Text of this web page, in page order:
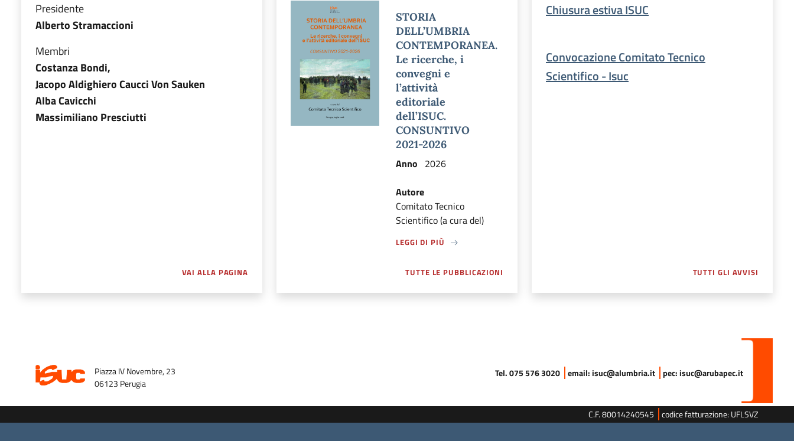
Presidente
Alberto Stramaccioni
Membri
Costanza Bondi,
Jacopo Aldighiero Caucci Von Sauken
Alba Cavicchi
Massimiliano Presciutti
VAI ALLA PAGINA
STORIA
DELL’UMBRIA
CONTEMPORANEA.
Le ricerche, i
convegni e
l’attività
editoriale
dell’ISUC.
CONSUNTIVO
2021-2026
Anno 2026
Autore
Comitato Tecnico
Scientifico (a cura del)
LEGGI DI PIÙ
A PROPOSITO DI LEGGI DI PIÙ DI: STORIA DELL’UMBRIA CONTEMPORANEA. LE RICERCHE, I CONVEGNI
TUTTE LE PUBBLICAZIONI
Chiusura estiva ISUC
Convocazione Comitato Tecnico
Scientifico - Isuc
TUTTI GLI AVVISI
Piazza IV Novembre, 23
06123 Perugia
Tel. 075 576 3020 email: isuc@alumbria.it pec: isuc@arubapec.it
C.F. 80014240545 codice fatturazione: UFLSVZ